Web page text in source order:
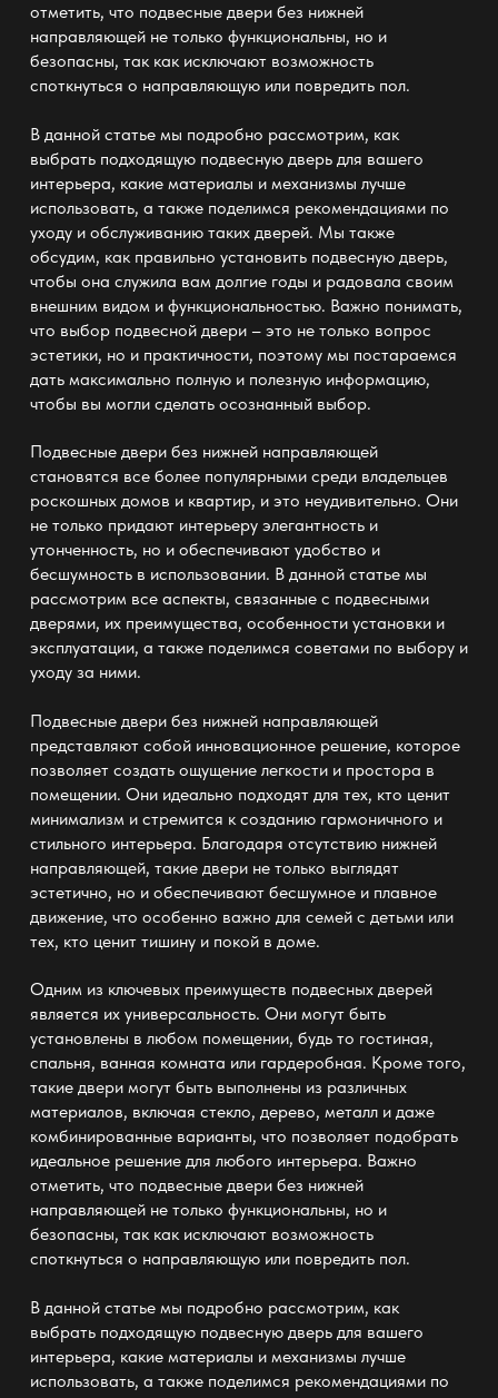
отметить, что подвесные двери без нижней
направляющей не только функциональны, но и
безопасны, так как исключают возможность
споткнуться о направляющую или повредить пол.
В данной статье мы подробно рассмотрим, как
выбрать подходящую подвесную дверь для вашего
интерьера, какие материалы и механизмы лучше
использовать, а также поделимся рекомендациями по
уходу и обслуживанию таких дверей. Мы также
обсудим, как правильно установить подвесную дверь,
чтобы она служила вам долгие годы и радовала своим
внешним видом и функциональностью. Важно понимать,
что выбор подвесной двери – это не только вопрос
эстетики, но и практичности, поэтому мы постараемся
дать максимально полную и полезную информацию,
чтобы вы могли сделать осознанный выбор.
Подвесные двери без нижней направляющей
становятся все более популярными среди владельцев
роскошных домов и квартир, и это неудивительно. Они
не только придают интерьеру элегантность и
утонченность, но и обеспечивают удобство и
бесшумность в использовании. В данной статье мы
рассмотрим все аспекты, связанные с подвесными
дверями, их преимущества, особенности установки и
эксплуатации, а также поделимся советами по выбору и
уходу за ними.
Подвесные двери без нижней направляющей
представляют собой инновационное решение, которое
позволяет создать ощущение легкости и простора в
помещении. Они идеально подходят для тех, кто ценит
минимализм и стремится к созданию гармоничного и
стильного интерьера. Благодаря отсутствию нижней
направляющей, такие двери не только выглядят
эстетично, но и обеспечивают бесшумное и плавное
движение, что особенно важно для семей с детьми или
тех, кто ценит тишину и покой в доме.
Одним из ключевых преимуществ подвесных дверей
является их универсальность. Они могут быть
установлены в любом помещении, будь то гостиная,
спальня, ванная комната или гардеробная. Кроме того,
такие двери могут быть выполнены из различных
материалов, включая стекло, дерево, металл и даже
комбинированные варианты, что позволяет подобрать
идеальное решение для любого интерьера. Важно
отметить, что подвесные двери без нижней
направляющей не только функциональны, но и
безопасны, так как исключают возможность
споткнуться о направляющую или повредить пол.
В данной статье мы подробно рассмотрим, как
выбрать подходящую подвесную дверь для вашего
интерьера, какие материалы и механизмы лучше
использовать, а также поделимся рекомендациями по